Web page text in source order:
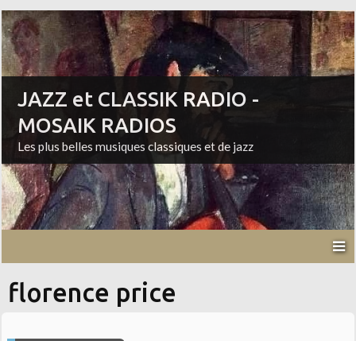
JAZZ et CLASSIK RADIO -
MOSAIK RADIOS
Les plus belles musiques classiques et de jazz
florence price